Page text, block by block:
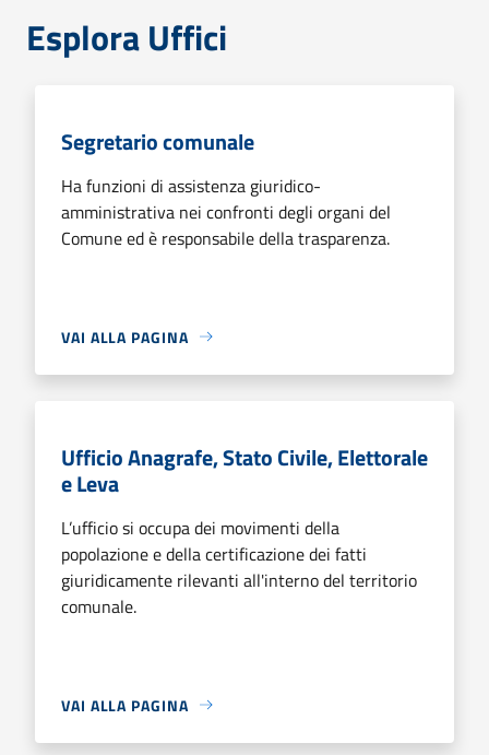
Esplora Uffici
Segretario comunale
Ha funzioni di assistenza giuridico-
amministrativa nei confronti degli organi del
Comune ed è responsabile della trasparenza.
VAI ALLA PAGINA
Ufficio Anagrafe, Stato Civile, Elettorale
e Leva
L’ufficio si occupa dei movimenti della
popolazione e della certificazione dei fatti
giuridicamente rilevanti all'interno del territorio
comunale.
VAI ALLA PAGINA